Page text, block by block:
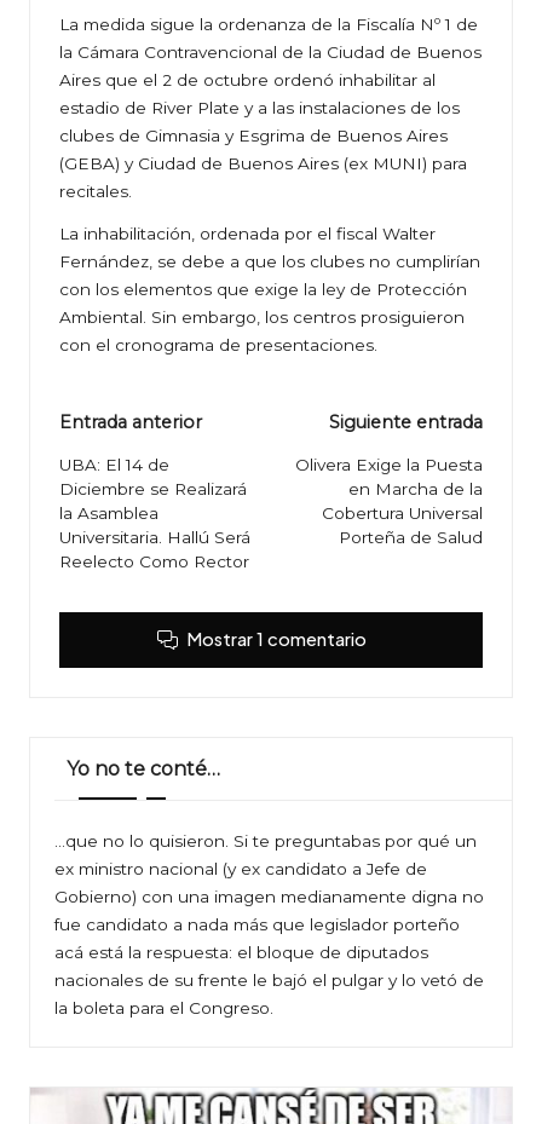
La medida sigue la ordenanza de la Fiscalía Nº 1 de
la Cámara Contravencional de la Ciudad de Buenos
Aires que el 2 de octubre ordenó inhabilitar al
estadio de River Plate y a las instalaciones de los
clubes de Gimnasia y Esgrima de Buenos Aires
(GEBA) y Ciudad de Buenos Aires (ex MUNI) para
recitales.
La inhabilitación, ordenada por el fiscal Walter
Fernández, se debe a que los clubes no cumplirían
con los elementos que exige la ley de Protección
Ambiental. Sin embargo, los centros prosiguieron
con el cronograma de presentaciones.
Navegación
de
entradas
Entrada anterior
UBA: El 14 de
Diciembre se Realizará
la Asamblea
Universitaria. Hallú Será
Reelecto Como Rector
Siguiente entrada
Olivera Exige la Puesta
en Marcha de la
Cobertura Universal
Porteña de Salud
Mostrar 1 comentario
Yo no te conté…
…que no lo quisieron. Si te preguntabas por qué un
ex ministro nacional (y ex candidato a Jefe de
Gobierno) con una imagen medianamente digna no
fue candidato a nada más que legislador porteño
acá está la respuesta: el bloque de diputados
nacionales de su frente le bajó el pulgar y lo vetó de
la boleta para el Congreso.